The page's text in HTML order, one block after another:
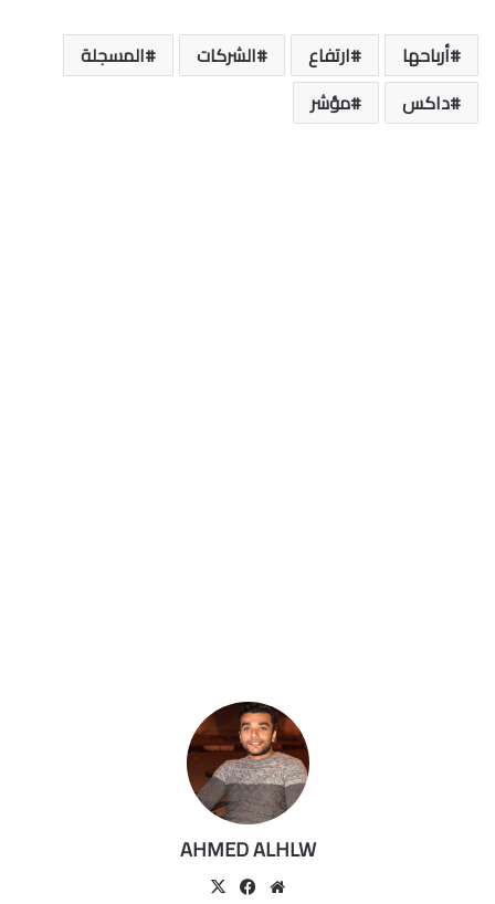
أرباحها ارتفاع الشركات
المسجلة
داكس
مؤشر
AHMED ALHLW
موقعفيسبوك